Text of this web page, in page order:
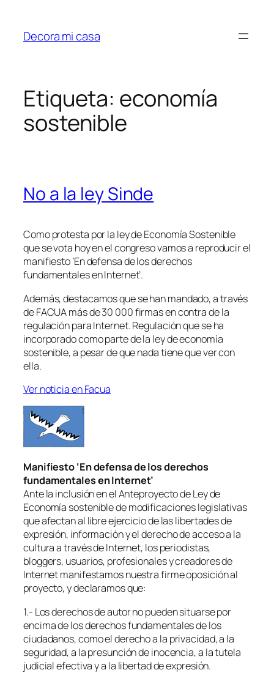
contenido
Decora mi casa
Etiqueta: economía
sostenible
No a la ley Sinde
Como protesta por la ley de Economía Sostenible
que se vota hoy en el congreso vamos a reproducir el
manifiesto ‘En defensa de los derechos
fundamentales en Internet’.
Además, destacamos que se han mandado, a través
de FACUA más de 30 000 firmas en contra de la
regulación para Internet. Regulación que se ha
incorporado como parte de la ley de economía
sostenible, a pesar de que nada tiene que ver con
ella.
Ver noticia en Facua
Manifiesto ‘En defensa de los derechos
fundamentales en Internet’
Ante la inclusión en el Anteproyecto de Ley de
Economía sostenible de modificaciones legislativas
que afectan al libre ejercicio de las libertades de
expresión, información y el derecho de acceso a la
cultura a través de Internet, los periodistas,
bloggers, usuarios, profesionales y creadores de
Internet manifestamos nuestra firme oposición al
proyecto, y declaramos que:
1.- Los derechos de autor no pueden situarse por
encima de los derechos fundamentales de los
ciudadanos, como el derecho a la privacidad, a la
seguridad, a la presunción de inocencia, a la tutela
judicial efectiva y a la libertad de expresión.